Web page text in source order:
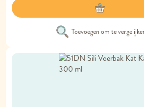
Toevoegen om te